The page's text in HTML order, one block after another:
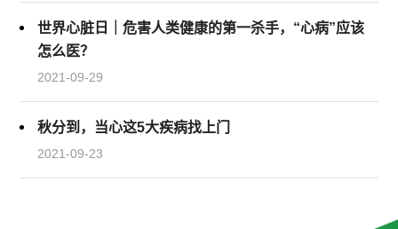
世界心脏日｜危害人类健康的第一杀手，“心病”应该
怎么医？
2021-09-29
秋分到，当心这5大疾病找上门
2021-09-23